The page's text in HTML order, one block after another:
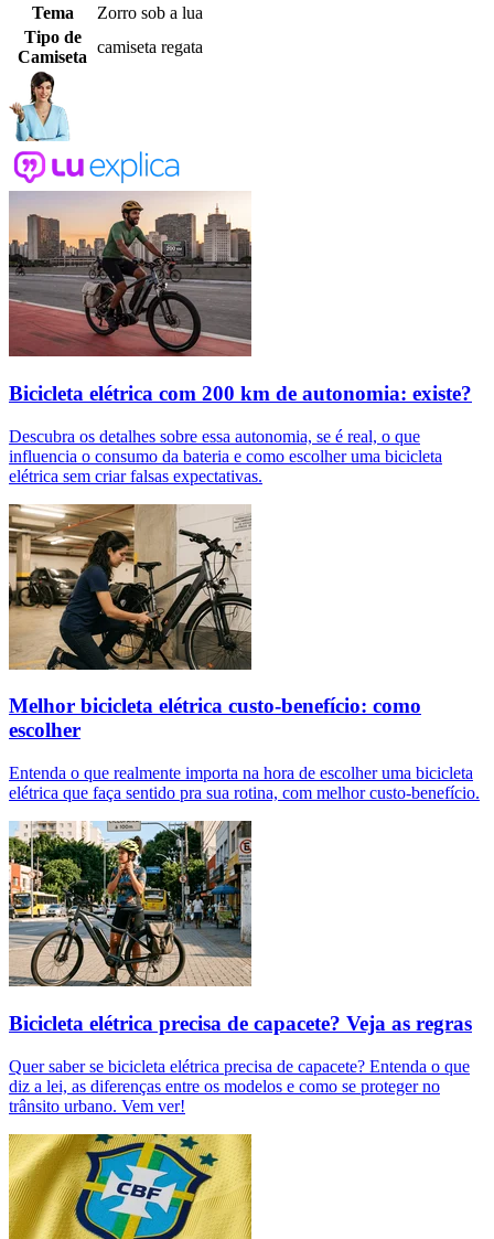
Tema
Zorro sob a lua
Tipo de
Camiseta
camiseta regata
Bicicleta elétrica com 200 km de autonomia: existe?
Descubra os detalhes sobre essa autonomia, se é real, o que
influencia o consumo da bateria e como escolher uma bicicleta
elétrica sem criar falsas expectativas.
Melhor bicicleta elétrica custo-benefício: como
escolher
Entenda o que realmente importa na hora de escolher uma bicicleta
elétrica que faça sentido pra sua rotina, com melhor custo-benefício.
Bicicleta elétrica precisa de capacete? Veja as regras
Quer saber se bicicleta elétrica precisa de capacete? Entenda o que
diz a lei, as diferenças entre os modelos e como se proteger no
trânsito urbano. Vem ver!